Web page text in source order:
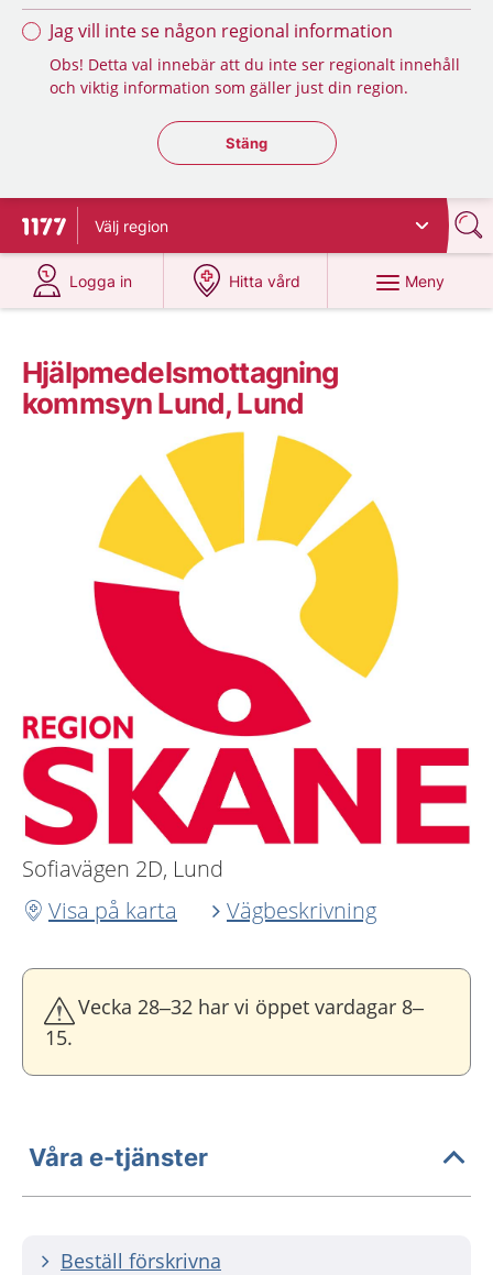
Jag vill inte se någon regional information
Obs! Detta val innebär att du inte ser regionalt innehåll
och viktig information som gäller just din region.
Stäng regionsväljaren
Stäng
Till startsidan för 1177
Välj region
Logga in
på 1177.se
Hitta vård
på 1177.se
Meny
Hjälpmedelsmottagning
kommsyn Lund, Lund
Sofiavägen 2D, Lund
Visa på karta
Vägbeskrivning
Vecka 28–32 har vi öppet vardagar 8–
15.
Våra e-tjänster
Beställ förskrivna